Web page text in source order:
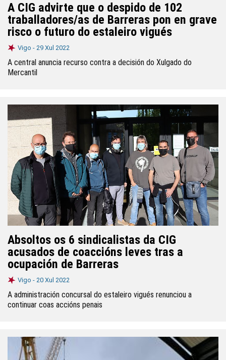
A CIG advirte que o despido de 102
traballadores/as de Barreras pon en grave
risco o futuro do estaleiro vigués
Vigo - 29 Xul 2022
A central anuncia recurso contra a decisión do Xulgado do
Mercantil
Absoltos os 6 sindicalistas da CIG
acusados de coaccións leves tras a
ocupación de Barreras
Vigo - 20 Xul 2022
A administración concursal do estaleiro vigués renunciou a
continuar coas accións penais